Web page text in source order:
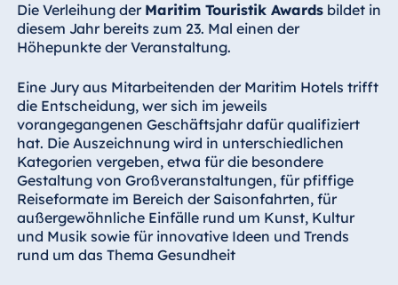
Die Verleihung der Maritim Touristik Awardsbildet in
diesem Jahr bereits zum 23. Mal einen der
Höhepunkte der Veranstaltung.
Eine Jury aus Mitarbeitenden der Maritim Hotels trifft
die Entscheidung, wer sich im jeweils
vorangegangenen Geschäftsjahr dafür qualifiziert
hat. Die Auszeichnung wird in unterschiedlichen
Kategorien vergeben, etwa für die besondere
Gestaltung von Großveranstaltungen, für pfiffige
Reiseformate im Bereich der Saisonfahrten, für
außergewöhnliche Einfälle rund um Kunst, Kultur
und Musik sowie für innovative Ideen und Trends
rund um das Thema Gesundheit